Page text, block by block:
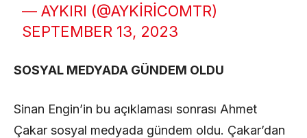
— AYKIRI (@AYKIRICOMTR)
SEPTEMBER 13, 2023
SOSYAL MEDYADA GÜNDEM OLDU
Sinan Engin’in bu açıklaması sonrası Ahmet
Çakar sosyal medyada gündem oldu. Çakar’dan